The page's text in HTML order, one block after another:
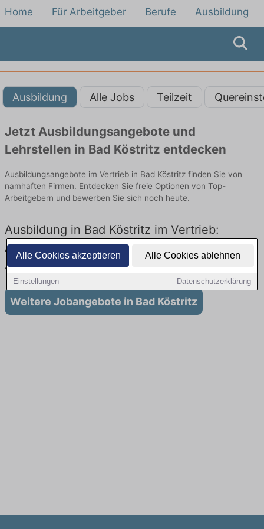
Alle Cookies akzeptieren Alle Cookies ablehnen
Einstellungen Datenschutzerklärung
Home Für Arbeitgeber Berufe Ausbildung
Ausbildung Alle Jobs Teilzeit
Jetzt Ausbildungsangebote und
Lehrstellen in Bad Köstritz entdecken
Ausbildungsangebote im Vertrieb in Bad Köstritz finden Sie von
namhaften Firmen. Entdecken Sie freie Optionen von Top-
Arbeitgebern und bewerben Sie sich noch heute.
Ausbildung in Bad Köstritz im Vertrieb:
Aktuell gibt es keine Stellenangebote für
Ausbildung in Bad Köstritz
Weitere Jobangebote in Bad Köstritz